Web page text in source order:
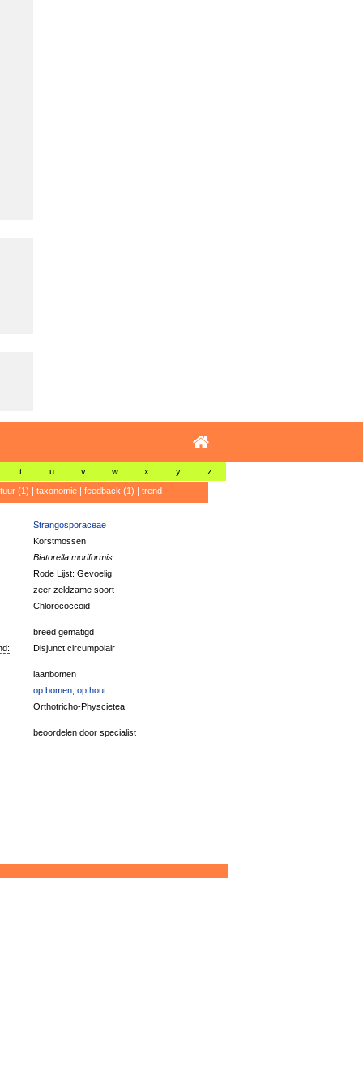
t u v w x y z
(1) | taxonomie| feedback (1) | trend
Strangosporaceae
Korstmossen
Biatorella moriformis
Rode Lijst: Gevoelig
zeer zeldzame soort
Chlorococcoid
breed gematigd
Disjunct circumpolair
laanbomen
op bomen, op hout
Orthotricho-Physcietea
beoordelen door specialist